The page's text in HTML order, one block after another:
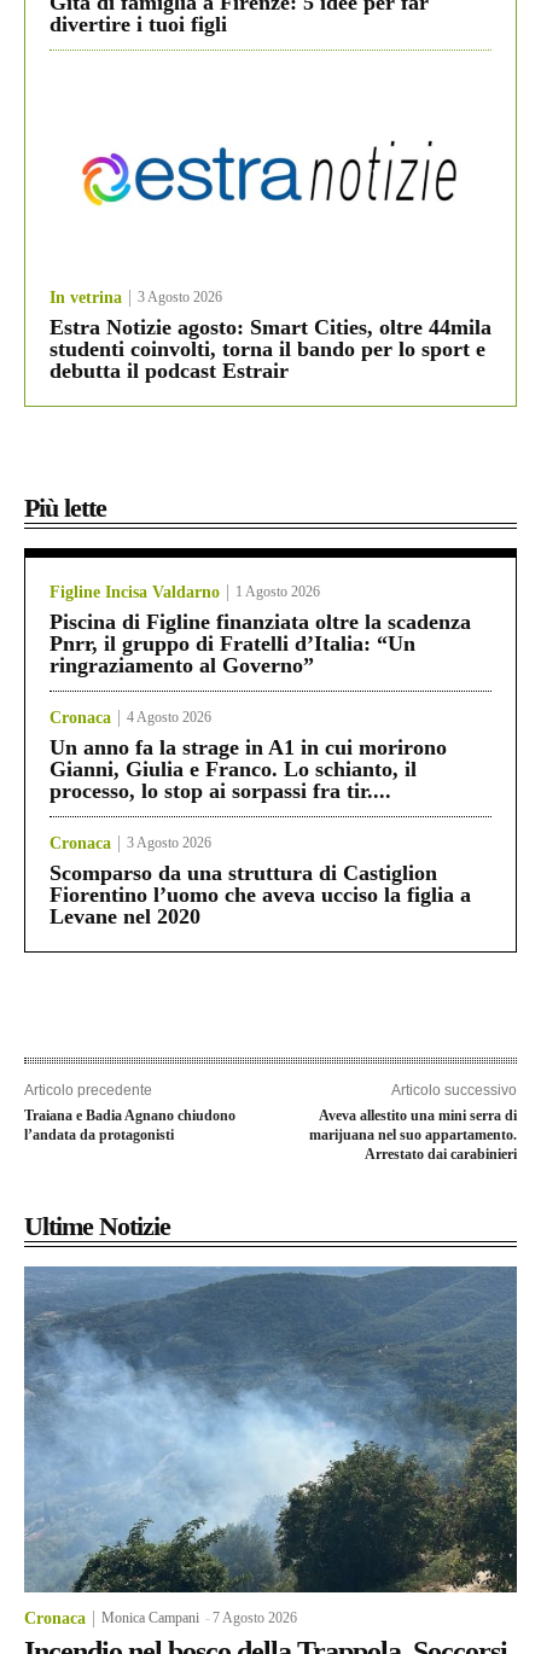
divertire i tuoi figli
In vetrina 3 Agosto 2026
Estra Notizie agosto: Smart Cities, oltre 44mila
studenti coinvolti, torna il bando per lo sport e
debutta il podcast Estrair
Più lette
Figline Incisa Valdarno 1 Agosto 2026
Piscina di Figline finanziata oltre la scadenza
Pnrr, il gruppo di Fratelli d’Italia: “Un
ringraziamento al Governo”
Cronaca 4 Agosto 2026
Un anno fa la strage in A1 in cui morirono
Gianni, Giulia e Franco. Lo schianto, il
processo, lo stop ai sorpassi fra tir....
Cronaca 3 Agosto 2026
Scomparso da una struttura di Castiglion
Fiorentino l’uomo che aveva ucciso la figlia a
Levane nel 2020
Articolo precedente
Traiana e Badia Agnano chiudono
l’andata da protagonisti
Articolo successivo
Aveva allestito una mini serra di
marijuana nel suo appartamento.
Arrestato dai carabinieri
Ultime Notizie
Cronaca Monica Campani -7 Agosto 2026